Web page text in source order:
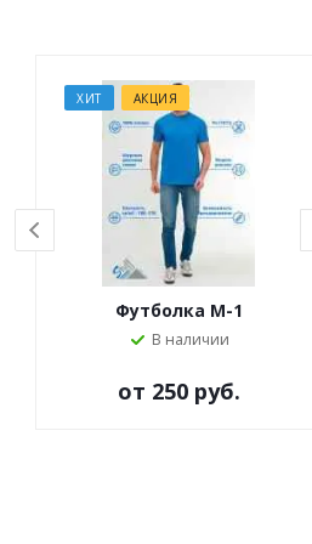
ХИТ АКЦИЯ
Футболка M-1
В наличии
от 250 руб.